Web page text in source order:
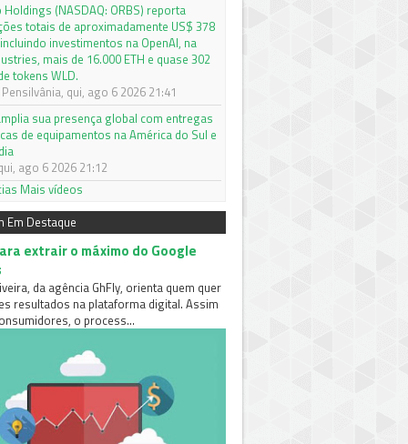
Holdings (NASDAQ: ORBS) reporta
totais de aproximadamente US$ 378
investimentos na OpenAI, na
mais de 16.000 ETH e quase 302
tokens WLD.
Pensilvânia, qui, ago 6 2026 21:41
sua presença global com entregas
de equipamentos na América do Sul e
ago 6 2026 21:12
Mais vídeos
Em Destaque
extrair o máximo do Google
da agência GhFly, orienta quem quer
resultados na plataforma digital. Assim
o process...